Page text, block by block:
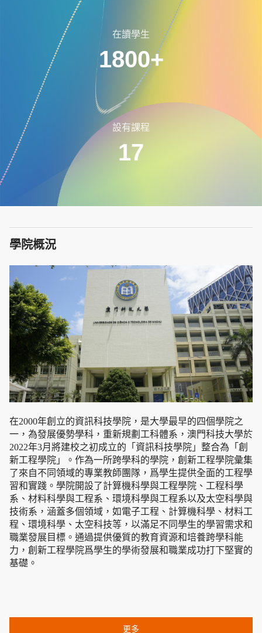
在讀學生
1800+
設有課程
17
學院概況
在2000年創立的資訊科技學院，是大學最早的四個學院之
一，為發展優勢學科，重新規劃工科體系，澳門科技大學於
2022年3月將建校之初成立的「資訊科技學院」整合為「創
新工程學院」。作為一所跨學科的學院，創新工程學院彙集
了來自不同領域的專業教師團隊，爲學生提供全面的工程學
習和實踐。學院開設了計算機科學與工程學院、工程科學
系、材料科學與工程系、環境科學與工程系以及太空科學與
技術系，涵蓋多個領域，如電子工程、計算機科學、材料工
程、環境科學、太空科技等，以滿足不同學生的學習需求和
職業發展目標。通過提供優質的教育資源和培養跨學科能
力，創新工程學院爲學生的學術發展和職業成功打下堅實的
基礎。
更多